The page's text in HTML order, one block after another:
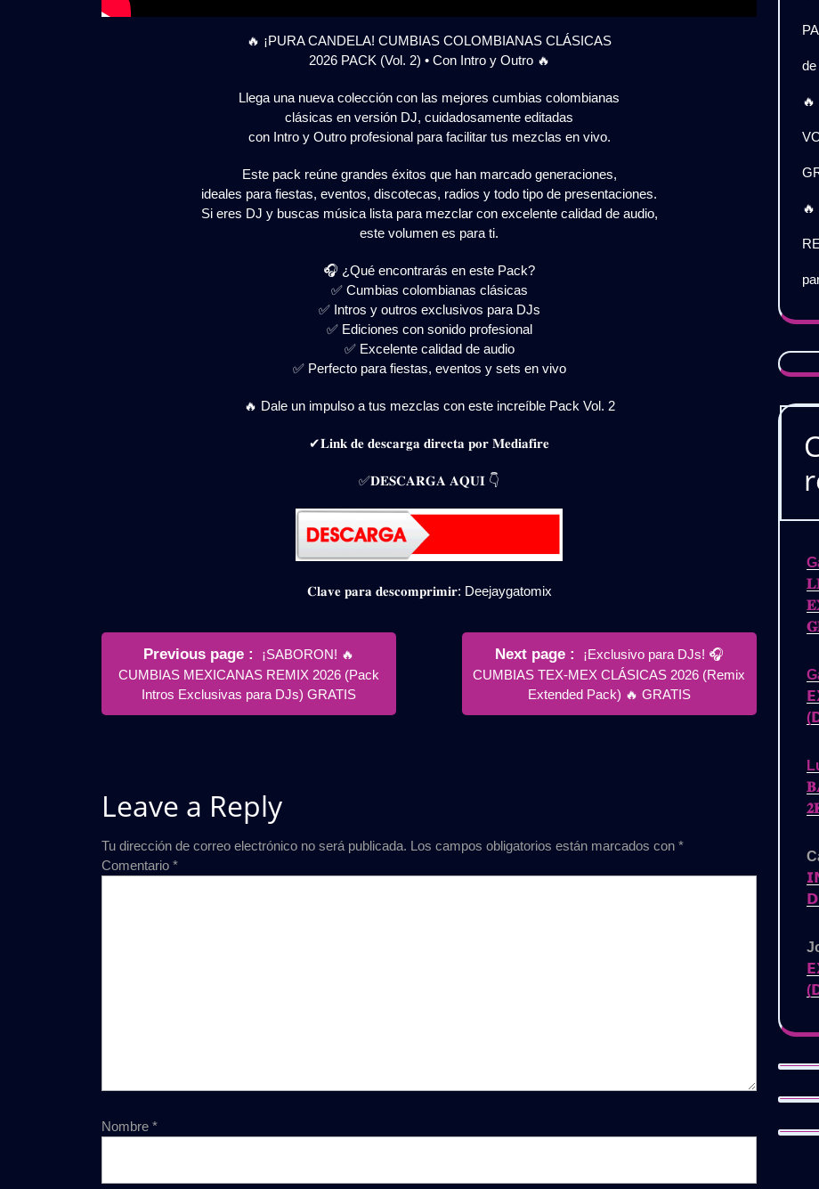
🔥 ¡PURA CANDELA! CUMBIAS COLOMBIANAS CLÁSICAS
2026 PACK (Vol. 2) • Con Intro y Outro 🔥
Llega una nueva colección con las mejores cumbias colombianas
clásicas en versión DJ, cuidadosamente editadas
con Intro y Outro profesional para facilitar tus mezclas en vivo.
Este pack reúne grandes éxitos que han marcado generaciones,
ideales para fiestas, eventos, discotecas, radios y todo tipo de presentaciones.
Si eres DJ y buscas música lista para mezclar con excelente calidad de audio,
este volumen es para ti.
🎧 ¿Qué encontrarás en este Pack?
✅ Cumbias colombianas clásicas
✅ Intros y outros exclusivos para DJs
✅ Ediciones con sonido profesional
✅ Excelente calidad de audio
✅ Perfecto para fiestas, eventos y sets en vivo
🔥 Dale un impulso a tus mezclas con este increíble Pack Vol. 2
✔𝐋𝐢𝐧𝐤 𝐝𝐞 𝐝𝐞𝐬𝐜𝐚𝐫𝐠𝐚 𝐝𝐢𝐫𝐞𝐜𝐭𝐚 𝐩𝐨𝐫 𝐌𝐞𝐝𝐢𝐚𝐟𝐢𝐫𝐞
✅𝐃𝐄𝐒𝐂𝐀𝐑𝐆𝐀 𝐀𝐐𝐔𝐈 👇
𝐂𝐥𝐚𝐯𝐞 𝐩𝐚𝐫𝐚 𝐝𝐞𝐬𝐜𝐨𝐦𝐩𝐫𝐢𝐦𝐢𝐫: Deejaygatomix
Navegación
de
entradas
Previous page
Older
Posts
¡SABORON! 🔥
CUMBIAS MEXICANAS REMIX 2026 (Pack
Intros Exclusivas para DJs) GRATIS
Next page
Newer
Posts
¡Exclusivo para DJs! 🎧
CUMBIAS TEX-MEX CLÁSICAS 2026 (Remix
Extended Pack) 🔥 GRATIS
Leave a Reply
Tu dirección de correo electrónico no será publicada. Los campos obligatorios están marcados con *
Comentario *
Nombre *